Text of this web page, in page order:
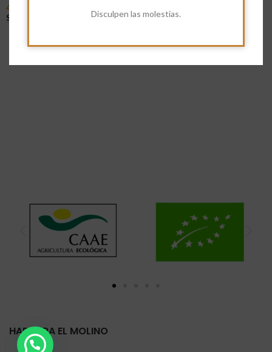
Disculpen las molestias.
4,83
Seleccionar Opciones
HARINERA EL MOLINO